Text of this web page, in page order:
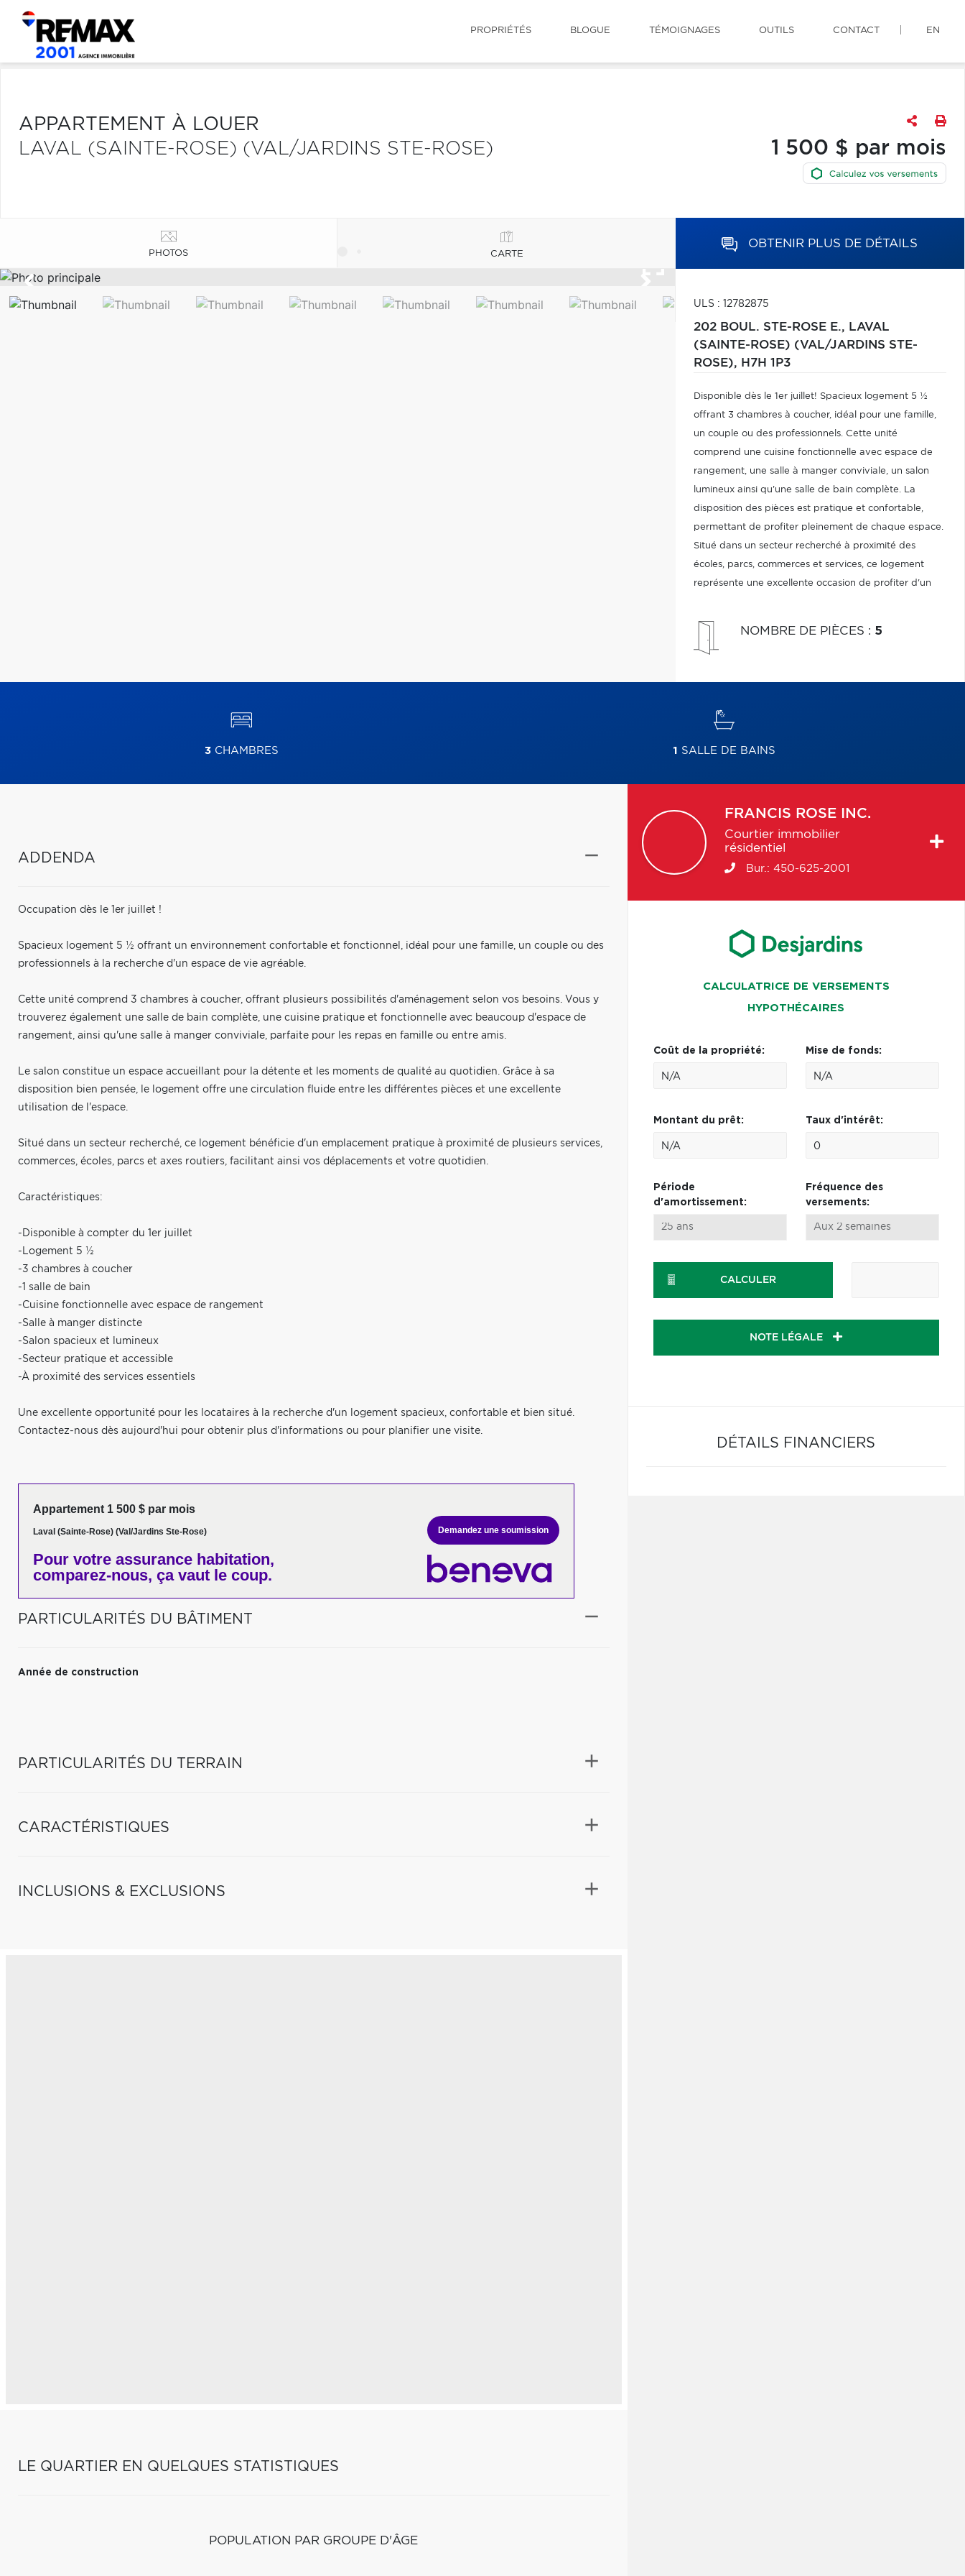
PROPRIÉTÉS BLOGUE TÉMOIGNAGES OUTILS CONTACT EN
APPARTEMENT À LOUER
LAVAL (SAINTE-ROSE) (VAL/JARDINS STE-ROSE)
1 500 $ par mois
PHOTOS CARTE
OBTENIR PLUS DE DÉTAILS
ULS : 12782875
202 BOUL. STE-ROSE E., LAVAL
(SAINTE-ROSE) (VAL/JARDINS STE-
ROSE), H7H 1P3
Disponible dès le 1er juillet! Spacieux logement 5 ½
offrant 3 chambres à coucher, idéal pour une famille,
un couple ou des professionnels. Cette unité
comprend une cuisine fonctionnelle avec espace de
rangement, une salle à manger conviviale, un salon
lumineux ainsi qu'une salle de bain complète. La
disposition des pièces est pratique et confortable,
permettant de profiter pleinement de chaque espace.
Situé dans un secteur recherché à proximité des
écoles, parcs, commerces et services, ce logement
représente une excellente occasion de profiter d'un
pour une visite!
NOMBRE DE PIÈCES : 5
3CHAMBRES 1 SALLE DE BAINS
ADDENDA
Occupation dès le 1er juillet !
Spacieux logement 5 ½ offrant un environnement confortable et fonctionnel, idéal pour une famille, un couple ou des
professionnels à la recherche d'un espace de vie agréable.
Cette unité comprend 3 chambres à coucher, offrant plusieurs possibilités d'aménagement selon vos besoins. Vous y
trouverez également une salle de bain complète, une cuisine pratique et fonctionnelle avec beaucoup d'espace de
rangement, ainsi qu'une salle à manger conviviale, parfaite pour les repas en famille ou entre amis.
Le salon constitue un espace accueillant pour la détente et les moments de qualité au quotidien. Grâce à sa
disposition bien pensée, le logement offre une circulation fluide entre les différentes pièces et une excellente
utilisation de l'espace.
Situé dans un secteur recherché, ce logement bénéficie d'un emplacement pratique à proximité de plusieurs services,
commerces, écoles, parcs et axes routiers, facilitant ainsi vos déplacements et votre quotidien.
Caractéristiques:
-Disponible à compter du 1er juillet
-Logement 5 ½
-3 chambres à coucher
-1 salle de bain
-Cuisine fonctionnelle avec espace de rangement
-Salle à manger distincte
-Salon spacieux et lumineux
-Secteur pratique et accessible
-À proximité des services essentiels
Une excellente opportunité pour les locataires à la recherche d'un logement spacieux, confortable et bien situé.
Contactez-nous dès aujourd'hui pour obtenir plus d'informations ou pour planifier une visite.
Appartement 1 500 $ par mois
Laval (Sainte-Rose) (Val/Jardins Ste-Rose)
Pour votre assurance habitation,
comparez-nous, ça vaut le coup.
Demandez une soumission
PARTICULARITÉS DU BÂTIMENT
Année de construction
PARTICULARITÉS DU TERRAIN
CARACTÉRISTIQUES
INCLUSIONS & EXCLUSIONS
LE QUARTIER EN QUELQUES STATISTIQUES
POPULATION PAR GROUPE D'ÂGE
FRANCIS ROSE INC.
Courtier immobilier
résidentiel
Bur.: 450-625-2001
CALCULATRICE DE VERSEMENTS
HYPOTHÉCAIRES
Coût de la propriété: Mise de fonds:
Montant du prêt: Taux d'intérêt:
Période
d'amortissement:
Fréquence des
versements:
CALCULER
NOTE LÉGALE
DÉTAILS FINANCIERS